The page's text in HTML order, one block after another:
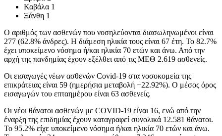
Καβάλα 1
Ξάνθη 1
Ο αριθμός των ασθενών που νοσηλεύονται διασωληνωμένοι είναι
277 (62.8% άνδρες). Η διάμεση ηλικία τους είναι 67 έτη. To 82.7%
έχει υποκείμενο νόσημα ή/και ηλικία 70 ετών και άνω. Από την
αρχή της πανδημίας έχουν εξέλθει από τις ΜΕΘ 2.619 ασθενείς.
Οι εισαγωγές νέων ασθενών Covid-19 στα νοσοκομεία της
επικράτειας είναι 59 (ημερήσια μεταβολή +22.92%). Ο μέσος όρος
εισαγωγών του επταημέρου είναι 63 ασθενείς.
Οι νέοι θάνατοι ασθενών με COVID-19 είναι 16, ενώ από την
έναρξη της επιδημίας έχουν καταγραφεί συνολικά 12.581 θάνατοι.
Το 95.2% είχε υποκείμενο νόσημα ή/και ηλικία 70 ετών και άνω.